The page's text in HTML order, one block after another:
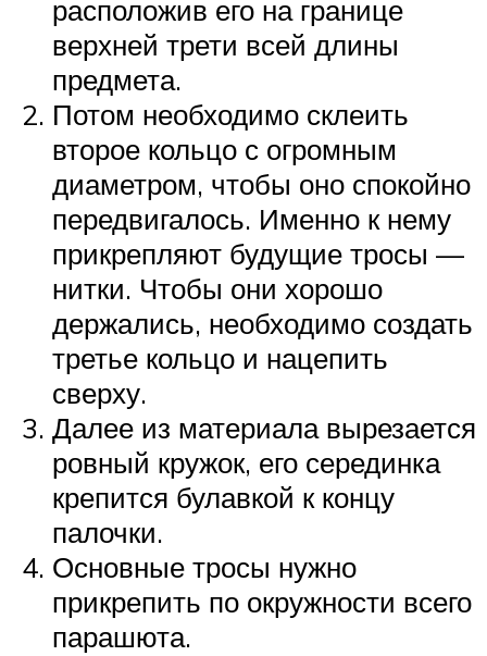
расположив его на границе
верхней трети всей длины
предмета.
Потом необходимо склеить
второе кольцо с огромным
диаметром, чтобы оно спокойно
передвигалось. Именно к нему
прикрепляют будущие тросы —
нитки. Чтобы они хорошо
держались, необходимо создать
третье кольцо и нацепить
сверху.
Далее из материала вырезается
ровный кружок, его серединка
крепится булавкой к концу
палочки.
Основные тросы нужно
прикрепить по окружности всего
парашюта.